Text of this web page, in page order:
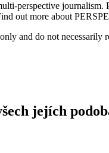
perspective
out more about
and do not
jejích